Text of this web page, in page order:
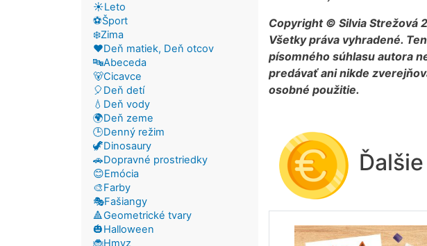
Copyright © Silvia Strežová
Všetky práva vyhradené.
písomného súhlasu autora
predávať ani nikde
osobné použitie.
☀️Leto
⚽Šport
❄️Zima
❤️Deň matiek, Deň otcov
🔤Abeceda
🐻Cicavce
🎈Deň detí
💧Deň vody
🌍Deň zeme
🕒Denný režim
🦖Dinosaury
🚗Dopravné prostriedky
😊Emócia
🎨Farby
🎭Fašiangy
🔺Geometrické tvary
🎃Halloween
🐞Hmyz